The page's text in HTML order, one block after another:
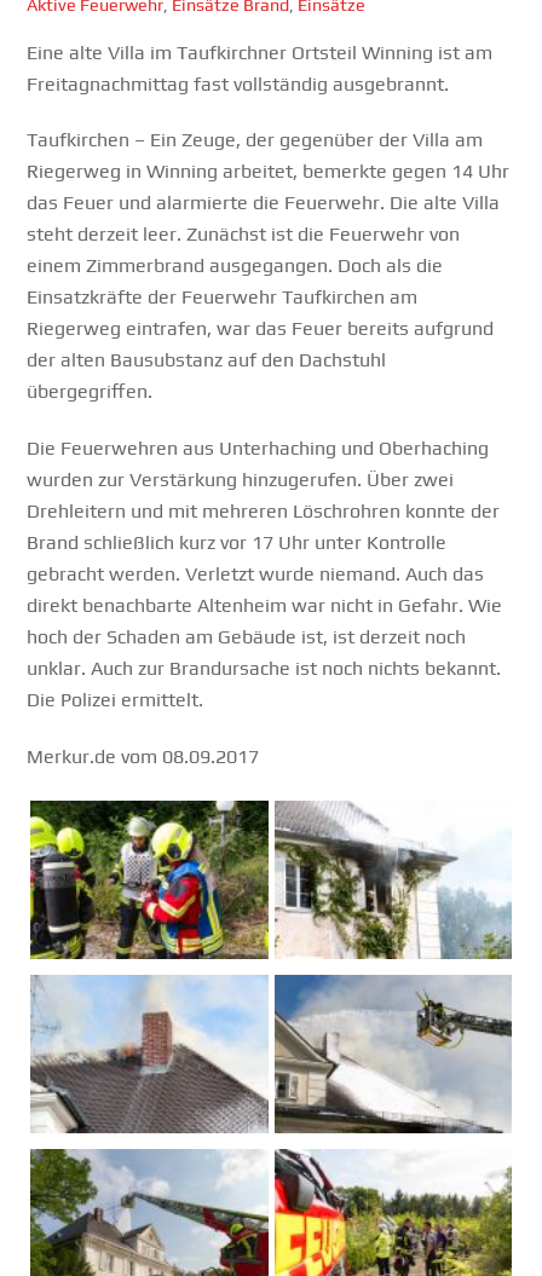
Aktive Feuerwehr, Einsätze Brand, Einsätze
Eine alte Villa im Taufkirchner Ortsteil Winning ist am
Freitagnachmittag fast vollständig ausgebrannt.
Taufkirchen – Ein Zeuge, der gegenüber der Villa am
Riegerweg in Winning arbeitet, bemerkte gegen 14 Uhr
das Feuer und alarmierte die Feuerwehr. Die alte Villa
steht derzeit leer. Zunächst ist die Feuerwehr von
einem Zimmerbrand ausgegangen. Doch als die
Einsatzkräfte der Feuerwehr Taufkirchen am
Riegerweg eintrafen, war das Feuer bereits aufgrund
der alten Bausubstanz auf den Dachstuhl
übergegriffen.
Die Feuerwehren aus Unterhaching und Oberhaching
wurden zur Verstärkung hinzugerufen. Über zwei
Drehleitern und mit mehreren Löschrohren konnte der
Brand schließlich kurz vor 17 Uhr unter Kontrolle
gebracht werden. Verletzt wurde niemand. Auch das
direkt benachbarte Altenheim war nicht in Gefahr. Wie
hoch der Schaden am Gebäude ist, ist derzeit noch
unklar. Auch zur Brandursache ist noch nichts bekannt.
Die Polizei ermittelt.
Merkur.de vom 08.09.2017